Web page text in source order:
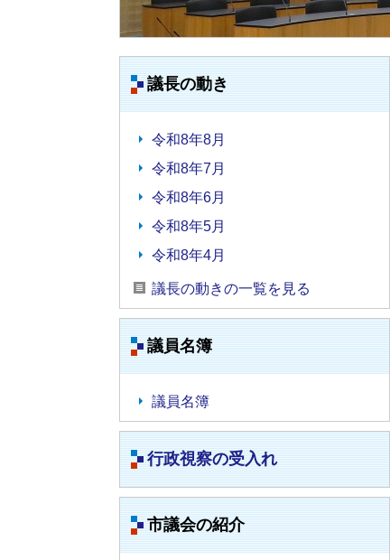
議長の動き
令和8年8月
令和8年7月
令和8年6月
令和8年5月
令和8年4月
議長の動きの一覧を見る
議員名簿
議員名簿
行政視察の受入れ
市議会の紹介